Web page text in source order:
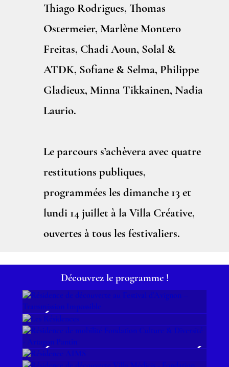
Thiago Rodrigues, Thomas
Ostermeier, Marlène Montero
Freitas, Chadi Aoun, Solal &
ATDK, Sofiane & Selma, Philippe
Gladieux, Minna Tikkainen, Nadia
Laurio.
Le parcours s’achèvera avec quatre
restitutions publiques,
programmées les dimanche 13 et
lundi 14 juillet à la Villa Créative,
ouvertes à tous les festivaliers.
Découvrez le programme !
RÉSIDENCE DE
DÉCOUVERTE AU
FESTIVAL D’AVIGNON –
TRANSMISSION
LES RÉSIDENCES
RÉSIDENCE DE MOBILITÉ